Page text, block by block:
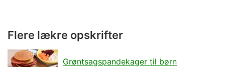
Flere lækre opskrifter
Grøntsagspandekager til børn